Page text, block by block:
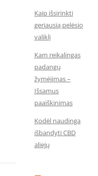
Kaip išsirinkti
geriausią pelėsio
valiklį
Kam reikalingas
padangų
žymėjimas –
Išsamus
paaiškinimas
Kodėl naudinga
išbandyti CBD
aliejų